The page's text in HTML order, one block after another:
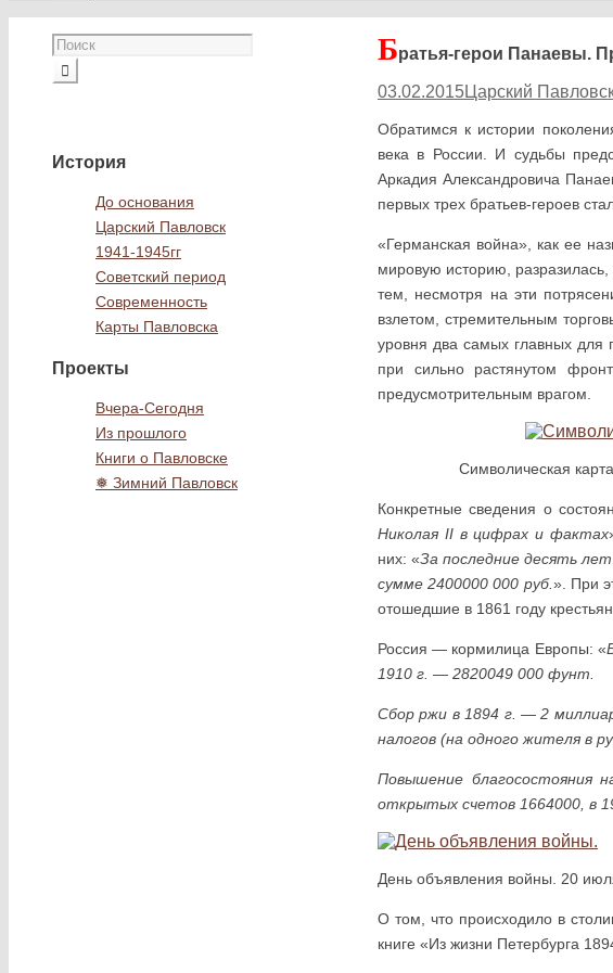
Братья-герои Панаевы.
03.02.2015Царский
Обратимся к истории
века в России. И судьбы
Аркадия Александровича
первых трех братьев-героев
«Германская война», как ее
мировую исто­рию,
тем, несмотря на эти
взлетом, стремительным
уровня два самых главных
при сильно растянутом
предусмотри­тельным врагом.
Сим­во­ли­че­ская
Конкретные сведения о
Николая II в цифрах и фактах
них: «За последние десять
сумме 2400000 000 руб.». При
отошедшие в 1861 году
Россия — кормилица Европы: «
1910 г. — 2820049 000 фунт.
Сбор ржи в 1894 г. — 2
налогов (на одного жителя в
Повышение благосостояния
открытых счетов 1664000, в
День объявления войны. 20
О том, что происходило в
книге «Из жизни Петербурга
История
До основания
Царский Павловск
1941-1945гг
Советский период
Современность
Карты Павловска
Проекты
Вчера-Сегодня
Из прошлого
Книги о Павловске
❅ Зимний Павловск